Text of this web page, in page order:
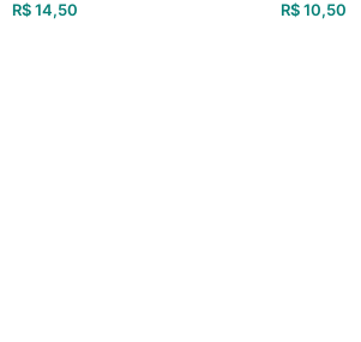
R$14,50 R$10,50